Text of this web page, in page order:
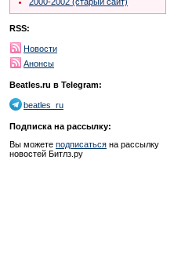
RSS:
Новости
Анонсы
Beatles.ru в Telegram:
beatles_ru
Подписка на рассылку:
Вы можете подписаться на рассылку
новостей Битлз.ру